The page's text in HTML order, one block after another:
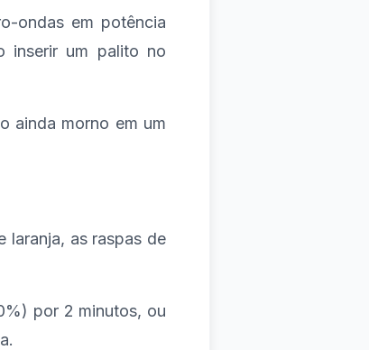
ondas em potência
inserir um palito no
ainda morno em um
laranja, as raspas de
por 2 minutos, ou